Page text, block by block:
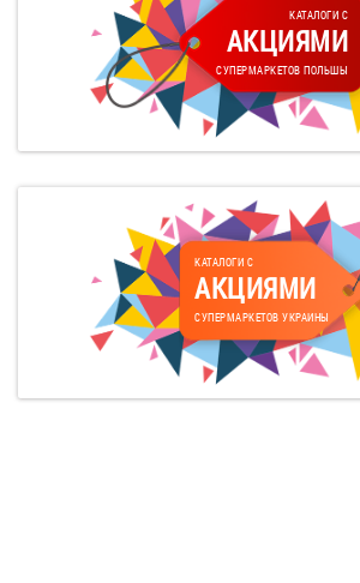
КАТАЛОГИ С
АКЦИЯМИ
СУПЕРМАРКЕТОВ ПОЛЬШЫ
КАТАЛОГИ С
АКЦИЯМИ
СУПЕРМАРКЕТОВ УКРАИНЫ